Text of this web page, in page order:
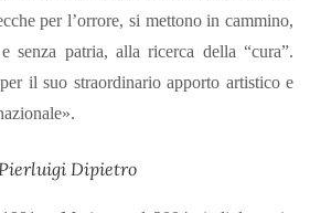
per l’orrore, si mettono in cammino,
senza patria, alla ricerca della “cura”.
il suo straordinario apporto artistico e
Dipietro